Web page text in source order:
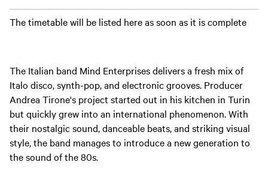
The timetable will be listed here as soon as it is complete
The Italian band Mind Enterprises delivers a fresh mix of
Italo disco, synth-pop, and electronic grooves. Producer
Andrea Tirone's project started out in his kitchen in Turin
but quickly grew into an international phenomenon. With
their nostalgic sound, danceable beats, and striking visual
style, the band manages to introduce a new generation to
the sound of the 80s.